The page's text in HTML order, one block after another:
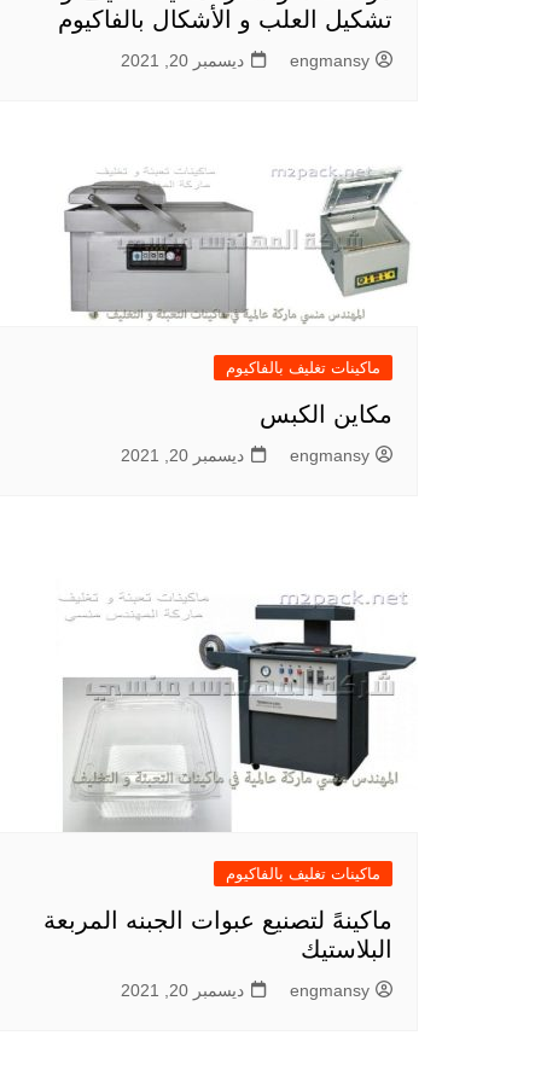
تشكيل العلب و الأشكال بالفاكيوم
engmansy ديسمبر 20, 2021
ماكينات تغليف بالفاكيوم
مكاين الكبس
engmansy ديسمبر 20, 2021
ماكينات تغليف بالفاكيوم
ماكينهً لتصنيع عبوات الجبنه المربعة
البلاستيك
engmansy ديسمبر 20, 2021